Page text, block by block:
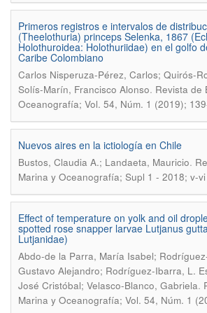
Primeros registros e intervalos de
(Theelothuria) princeps Selenka, 1867
Holothuroidea: Holothuriidae) en el golfo
Caribe Colombiano
Carlos Nisperuza-Pérez, Carlos; Quirós-
Solís-Marín, Francisco Alonso. Revista de
Oceanografía; Vol. 54, Núm. 1 (2019);
Nuevos aires en la ictiología en Chile
Bustos, Claudia A.; Landaeta, Mauricio.
Marina y Oceanografía; Supl 1 - 2018; v-vi
Effect of temperature on yolk and oil
spotted rose snapper larvae Lutjanus
Lutjanidae)
Abdo-de la Parra, María Isabel;
Gustavo Alejandro; Rodríguez-Ibarra, L.
José Cristóbal; Velasco-Blanco, Gabriela.
Marina y Oceanografía; Vol. 54, Núm. 1